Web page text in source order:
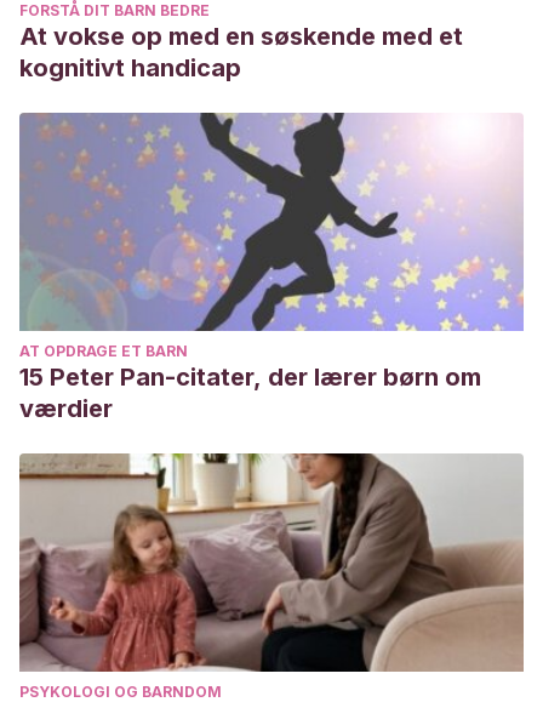
FORSTÅ DIT BARN BEDRE
At vokse op med en søskende med et
kognitivt handicap
AT OPDRAGE ET BARN
15 Peter Pan-citater, der lærer børn om
værdier
PSYKOLOGI OG BARNDOM